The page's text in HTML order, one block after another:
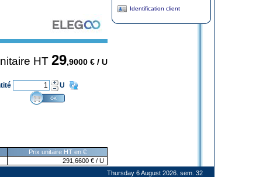
HT 29,9000 € / U
U
Prix unitaire HT en €
291,6600 € / U
Identification client
Thursday 6 August 2026. sem. 32